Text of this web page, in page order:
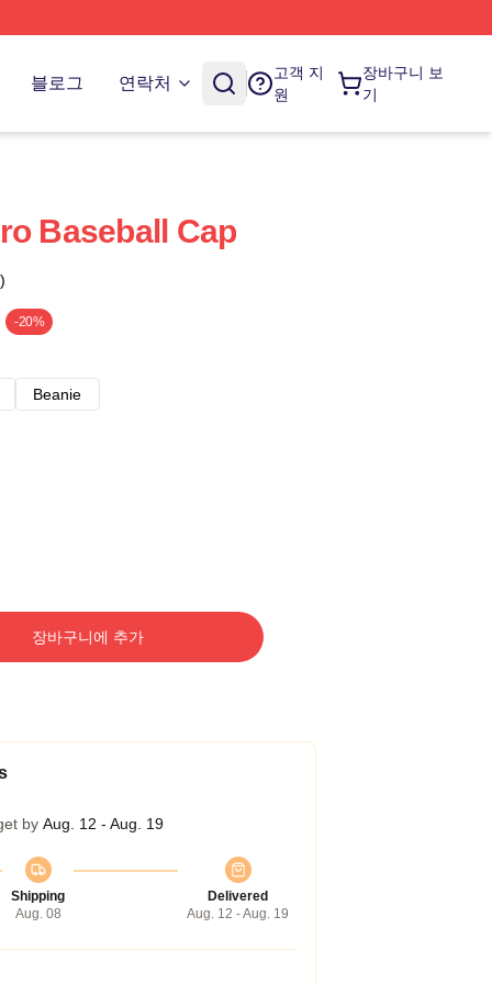
블로그 연락처
고객 지
원
장바구니 보
기
Baseball Cap
-20%
Beanie
장바구니에 추가
by Aug. 12 - Aug. 19
Shipping
Aug. 08
Delivered
Aug. 12 - Aug. 19